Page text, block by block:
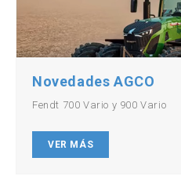
Novedades AGCO
Fendt 700 Vario y 900 Vario
VER MÁS